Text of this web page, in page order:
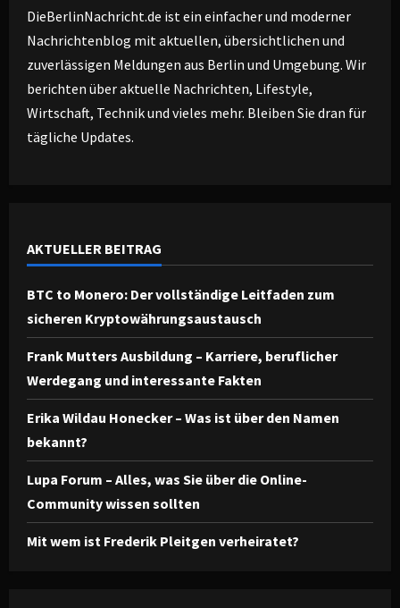
DieBerlinNachricht.de ist ein einfacher und moderner
Nachrichtenblog mit aktuellen, übersichtlichen und
zuverlässigen Meldungen aus Berlin und Umgebung. Wir
berichten über aktuelle Nachrichten, Lifestyle,
Wirtschaft, Technik und vieles mehr. Bleiben Sie dran für
tägliche Updates.
AKTUELLER BEITRAG
BTC to Monero: Der vollständige Leitfaden zum
sicheren Kryptowährungsaustausch
Frank Mutters Ausbildung – Karriere, beruflicher
Werdegang und interessante Fakten
Erika Wildau Honecker – Was ist über den Namen
bekannt?
Lupa Forum – Alles, was Sie über die Online-
Community wissen sollten
Mit wem ist Frederik Pleitgen verheiratet?